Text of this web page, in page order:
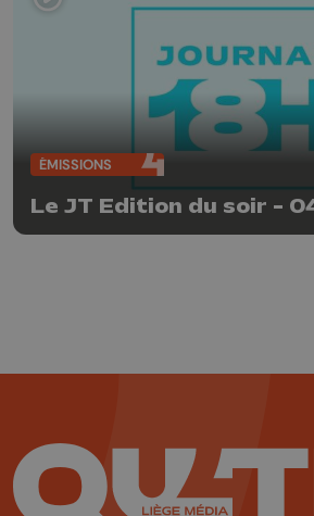
ÉMISSIONS
Le JT Edition du soir -